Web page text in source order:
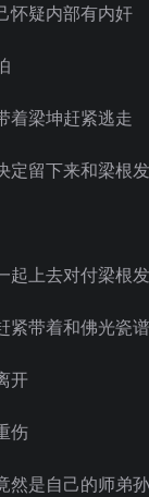
怀疑内部有内奸
着梁坤赶紧逃走
定留下来和梁根
起上去对付梁根发
紧带着和佛光瓷
开
伤
然是自己的师弟